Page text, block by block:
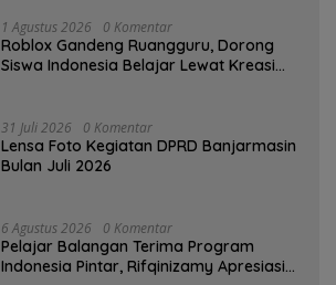
1 Agustus 2026 0 Komentar
Roblox Gandeng Ruangguru, Dorong
Siswa Indonesia Belajar Lewat Kreasi
31 Juli 2026 0 Komentar
Lensa Foto Kegiatan DPRD Banjarmasin
Bulan Juli 2026
6 Agustus 2026 0 Komentar
Pelajar Balangan Terima Program
Indonesia Pintar, Rifqinizamy Apresiasi